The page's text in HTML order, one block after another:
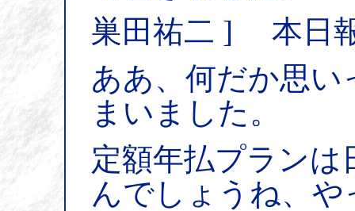
巣田祐二 ] 本日
ああ、何だか思
まいました。
定額年払プランは
んでしょうね、や